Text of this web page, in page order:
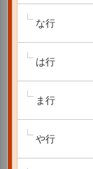
な行
は行
ま行
や行